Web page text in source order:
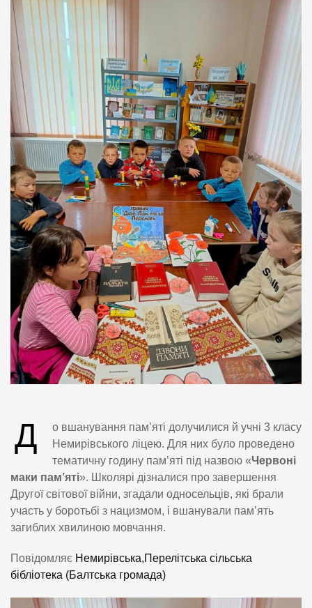
Д
о вшанування пам’яті долучилися й учні 3 класу
Немирівського ліцею. Для них було проведено
тематичну годину пам’яті під назвою «Червоні
маки пам’яті». Школярі дізналися про завершення
Другої світової війни, згадали односельців, які брали
участь у боротьбі з нацизмом, і вшанували пам’ять
загиблих хвилиною мовчання.
Повідомляє Немирівська,Перелітська сільська
бібліотека (Балтська громада)